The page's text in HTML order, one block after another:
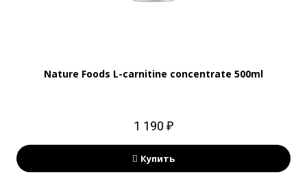
Nature Foods L-carnitine concentrate 500ml
1 190 ₽
Купить